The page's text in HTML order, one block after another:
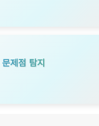
제점 탐지